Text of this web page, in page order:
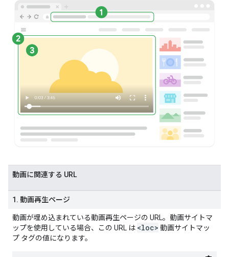
動画に関連する URL
1. 動画再生ページ
動画が埋め込まれている動画再生ページの URL。動画サイトマ
ップを使用している場合、この URL は <loc> 動画サイトマッ
プ タグの値になります。